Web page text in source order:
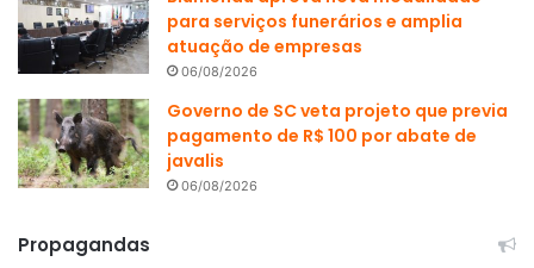
para serviços funerários e amplia
atuação de empresas
06/08/2026
Governo de SC veta projeto que previa
pagamento de R$ 100 por abate de
javalis
06/08/2026
Propagandas